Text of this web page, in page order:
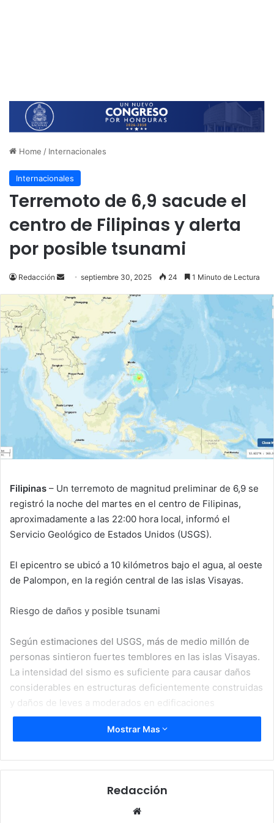
Home / Internacionales
Internacionales
Terremoto de 6,9 sacude el
centro de Filipinas y alerta
por posible tsunami
Redacción
Send
email
septiembre 30, 2025 24 1 Minuto de Lectura
Filipinas – Un terremoto de magnitud preliminar de 6,9 se
registró la noche del martes en el centro de Filipinas,
aproximadamente a las 22:00 hora local, informó el
Servicio Geológico de Estados Unidos (USGS).
El epicentro se ubicó a 10 kilómetros bajo el agua, al oeste
de Palompon, en la región central de las islas Visayas.
Riesgo de daños y posible tsunami
Según estimaciones del USGS, más de medio millón de
personas sintieron fuertes temblores en las islas Visayas.
La intensidad del sismo es suficiente para causar daños
considerables en estructuras deficientemente construidas
y daños de leves a moderados en edificaciones
convencionales bien diseñadas.
posibilidad de un tsunami localizado, por lo que las
medidas de emergencia.
Mostrar Mas
Redacción